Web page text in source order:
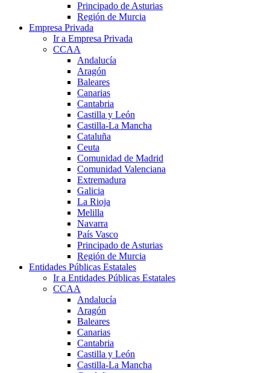
Principado de Asturias
Región de Murcia
Empresa Privada
Ir a Empresa Privada
CCAA
Andalucía
Aragón
Baleares
Canarias
Cantabria
Castilla y León
Castilla-La Mancha
Cataluña
Ceuta
Comunidad de Madrid
Comunidad Valenciana
Extremadura
Galicia
La Rioja
Melilla
Navarra
País Vasco
Principado de Asturias
Región de Murcia
Entidades Públicas Estatales
Ir a Entidades Públicas Estatales
CCAA
Andalucía
Aragón
Baleares
Canarias
Cantabria
Castilla y León
Castilla-La Mancha